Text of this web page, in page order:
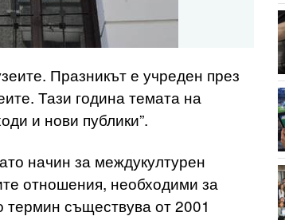
Празникът е учреден през
Тази година темата на
и нови публики”.
начин за междукултурен
отношения, необходими за
термин съществува от 2001